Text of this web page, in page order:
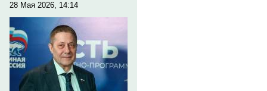
28 Мая 2026, 14:14